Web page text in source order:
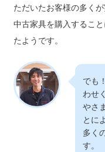
ただいたお客様の多く
中古家具を購入するこ
たようです。
でも
わせ
やさ
とに
多く
す。